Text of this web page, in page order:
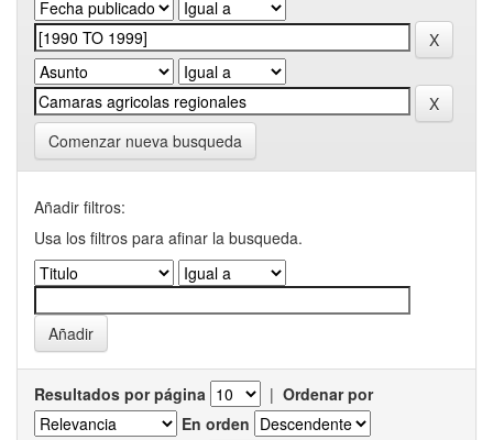
Comenzar nueva busqueda
Añadir filtros:
Usa los filtros para afinar la busqueda.
Resultados por página | Ordenar por
En orden